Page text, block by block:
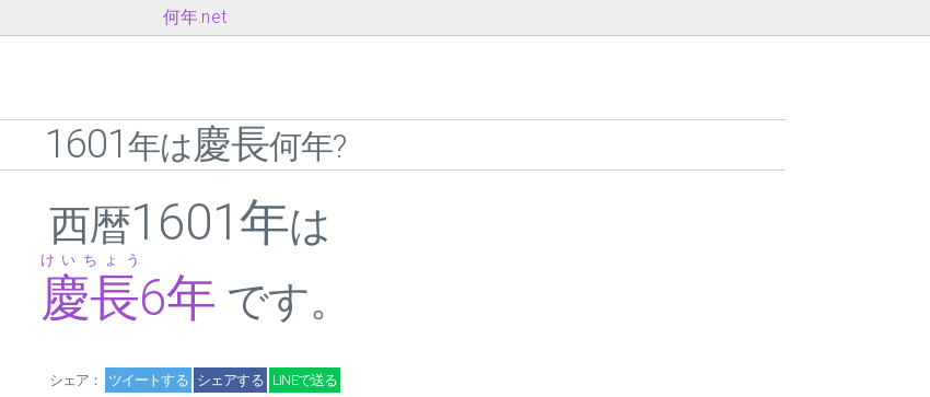
何年.net
1601 年は慶長何年?
西暦1601年は
慶長6年
けいちょう
です。
シェア： ツイートする シェアする LINEで送る